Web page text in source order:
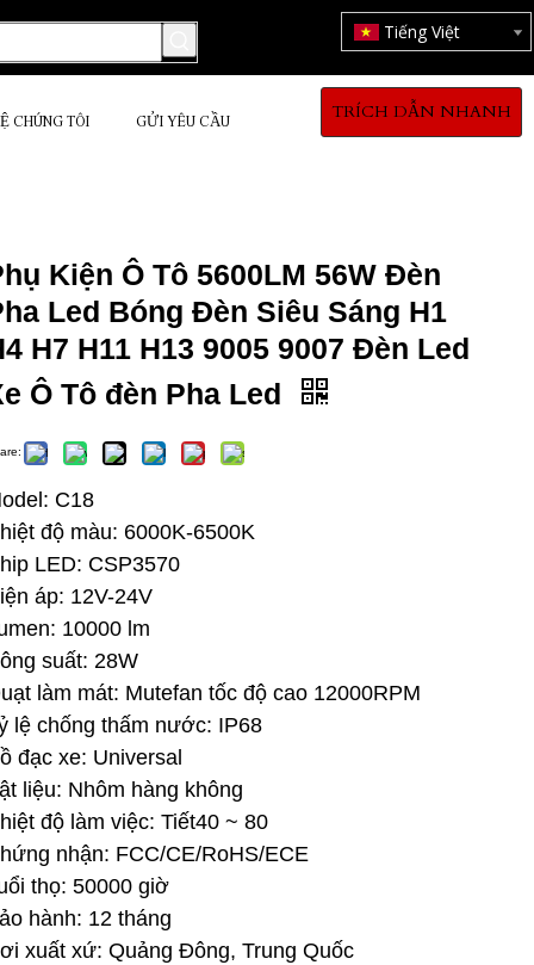
Tiếng Việt
CHÚNG TÔI GỬI YÊU CẦU TRÍCH DẪN NHANH
Kiện Ô Tô 5600LM 56W Đèn
Led Bóng Đèn Siêu Sáng H1
H7 H11 H13 9005 9007 Đèn Led
Ô Tô đèn Pha Led
C18
độ màu: 6000K-6500K
LED: CSP3570
áp: 12V-24V
10000 lm
suất: 28W
làm mát: Mutefan tốc độ cao 12000RPM
lệ chống thấm nước: IP68
đạc xe: Universal
liệu: Nhôm hàng không
độ làm việc: Tiết40 ~ 80
nhận: FCC/CE/RoHS/ECE
thọ: 50000 giờ
hành: 12 tháng
xuất xứ: Quảng Đông, Trung Quốc